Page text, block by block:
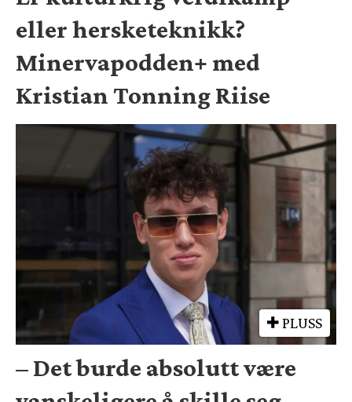
eller hersketeknikk?
Minervapodden+ med
Kristian Tonning Riise
PLUSS
– Det burde absolutt være